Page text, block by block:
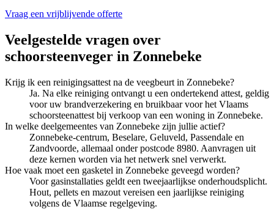
Vraag een vrijblijvende offerte
Veelgestelde vragen over
schoorsteenveger in Zonnebeke
Krijg ik een reinigingsattest na de veegbeurt in Zonnebeke?
Ja. Na elke reiniging ontvangt u een ondertekend attest, geldig
voor uw brandverzekering en bruikbaar voor het Vlaams
schoorsteenattest bij verkoop van een woning in Zonnebeke.
In welke deelgemeentes van Zonnebeke zijn jullie actief?
Zonnebeke-centrum, Beselare, Geluveld, Passendale en
Zandvoorde, allemaal onder postcode 8980. Aanvragen uit
deze kernen worden via het netwerk snel verwerkt.
Hoe vaak moet een gasketel in Zonnebeke geveegd worden?
Voor gasinstallaties geldt een tweejaarlijkse onderhoudsplicht.
Hout, pellets en mazout vereisen een jaarlijkse reiniging
volgens de Vlaamse regelgeving.